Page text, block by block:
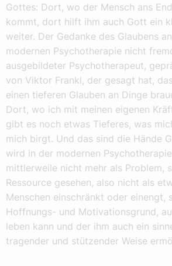
Gottes: Dort, wo der Mensch ans
kommt, dort hilft ihm auch Gott ein
weiter. Der Gedanke des Glaubens
modernen Psychotherapie nicht
ausgebildeter Psychotherapeut,
von Viktor Frankl, der gesagt hat,
einen tieferen Glauben an Dinge
Dort, wo ich mit meinen eigenen
gibt es noch etwas Tieferes, was
mich birgt. Und das sind die Hände
wird in der modernen
mittlerweile nicht mehr als Problem,
Ressource gesehen, also nicht als
Menschen einschränkt oder einengt,
Hoffnungs- und Motivationsgrund,
leben kann und der ihm auch ein
tragender und stützender Weise